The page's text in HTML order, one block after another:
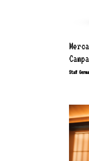
Staff